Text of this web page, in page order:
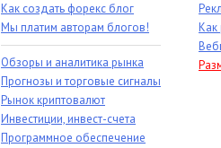
Как создать форекс блог
Мы платим авторам блогов!
Обзоры и аналитика рынка
Прогнозы и торговые сигналы
Рынок криптовалют
Инвестиции, инвест-счета
Программное обеспечение
Как